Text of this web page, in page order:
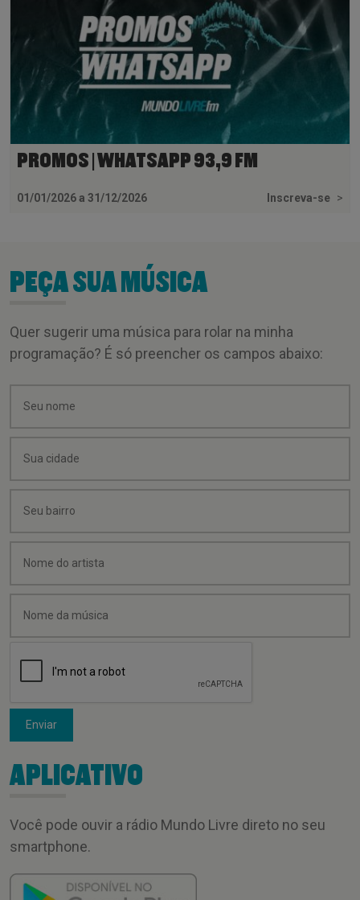
PROMOS | WHATSAPP 93,9 FM
01/01/2026 a 31/12/2026 Inscreva-se >
PEÇA SUA MÚSICA
Quer sugerir uma música para rolar na minha
programação? É só preencher os campos abaixo:
Enviar
APLICATIVO
Você pode ouvir a rádio Mundo Livre direto no seu
smartphone.